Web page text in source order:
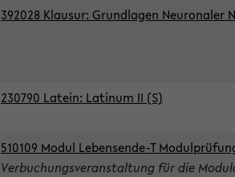
392028 Klausur: Grundlagen Neuronaler
230790 Latein: Latinum II (S)
510109 Modul Lebensende-T
Verbuchungsveranstaltung für die